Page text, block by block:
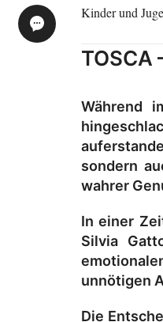
Kinder und
TOSCA
Während
sondern
wahrer
In einer
Silvia
unnötigen
Die